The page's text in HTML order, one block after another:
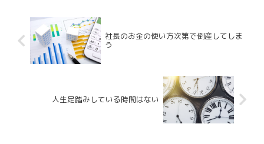
社長のお金の使い方次第で倒産してしま
う
人生足踏みしている時間はない